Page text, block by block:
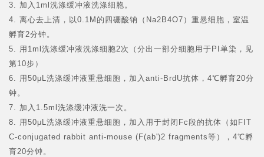
3. 加入1ml洗涤缓冲液洗涤细胞。
4. 离心去上清，以0.1M的四硼酸钠（Na2B4O7 ）重悬细胞，室温
孵育2分钟。
5. 用1ml洗涤缓冲液洗涤细胞2次（分出一部分细胞用于PI单染，见
第10步）
6. 用50μL洗涤缓冲液重悬细胞，加入anti-BrdU抗体，4℃孵育20分
钟。
7. 加入1.5ml洗涤缓冲液洗一次。
8. 用50μL洗涤缓冲液重悬细胞，加入用于封闭Fc段的抗体（如FIT
C-conjugated rabbit anti-mouse (F(ab')2 fragments等），4℃孵
育20分钟。